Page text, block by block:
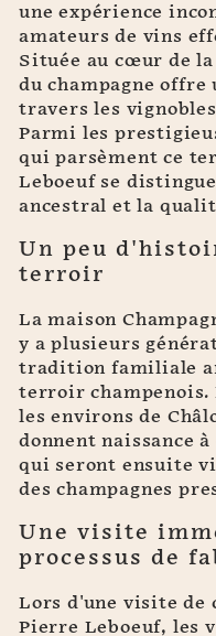
une expérience
amateurs de vins
Située au cœur de
du champagne
travers les
Parmi les
qui parsèment ce
Leboeuf se
ancestral et la
Un peu
terroir
La maison
y a plusieurs
tradition familiale
terroir champenois.
les environs de
donnent naissance
qui seront ensuite
des champagnes
Une visite
processus de
Lors d'une visite de
Pierre Leboeuf, les